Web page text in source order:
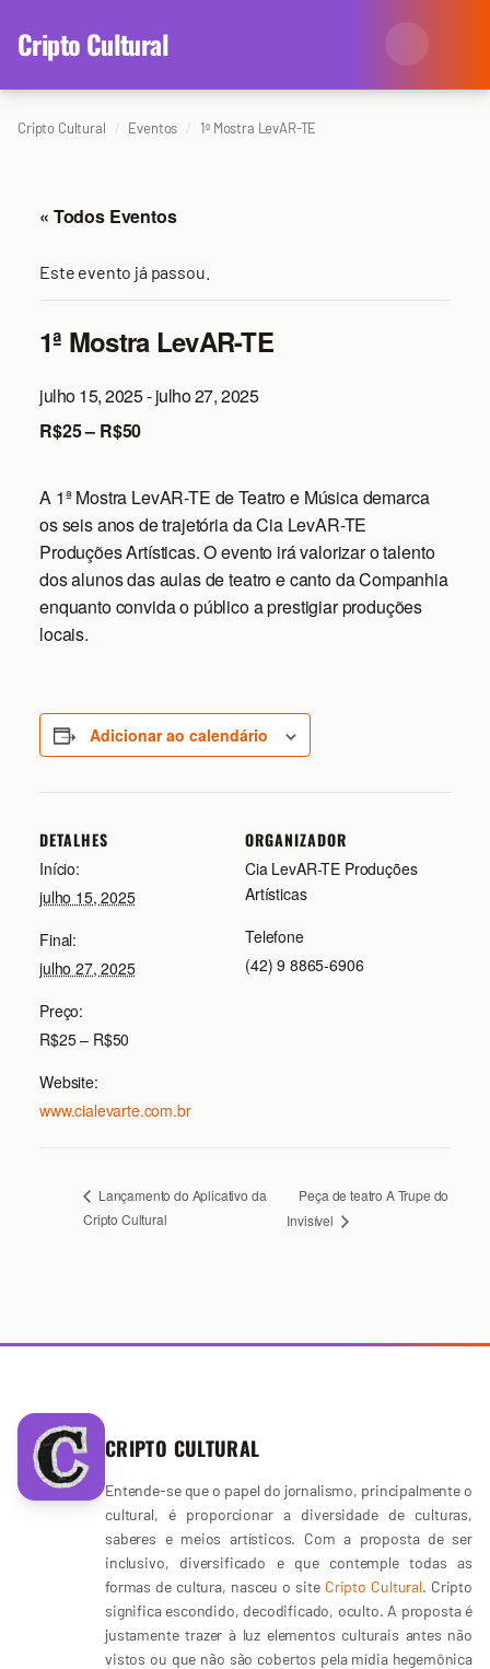
content
Cripto Cultural
Categorias
Literatura
Música
Sobre Nós
Cripto Cultural Eventos 1ª Mostra LevAR-TE
« Todos Eventos
Este evento já passou.
1ª Mostra LevAR-TE
julho 15, 2025-julho 27, 2025
R$25 – R$50
A 1ª Mostra LevAR-TE de Teatro e Música demarca
os seis anos de trajetória da Cia LevAR-TE
Produções Artísticas. O evento irá valorizar o talento
dos alunos das aulas de teatro e canto da Companhia
enquanto convida o público a prestigiar produções
locais.
Adicionar ao calendário
DETALHES
Início:
julho 15, 2025
Final:
julho 27, 2025
Preço:
R$25 – R$50
Website:
www.cialevarte.com.br
ORGANIZADOR
Cia LevAR-TE Produções
Artísticas
Telefone
(42) 9 8865-6906
Lançamento do Aplicativo da
Cripto Cultural
Peça de teatro A Trupe do
Invisível
CRIPTO CULTURAL
Entende-se que o papel do jornalismo, principalmente o
cultural, é proporcionar a diversidade de culturas,
saberes e meios artísticos. Com a proposta de ser
inclusivo, diversificado e que contemple todas as
formas de cultura, nasceu o site Cripto Cultural. Cripto
significa escondido, decodificado, oculto. A proposta é
justamente trazer à luz elementos culturais antes não
vistos ou que não são cobertos pela mídia hegemônica